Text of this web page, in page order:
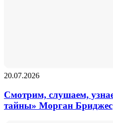
20.07.2026
Смотрим, слушаем,
тайны» Морган Бриджес